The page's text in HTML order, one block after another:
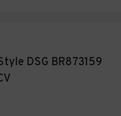
DSG BR873159